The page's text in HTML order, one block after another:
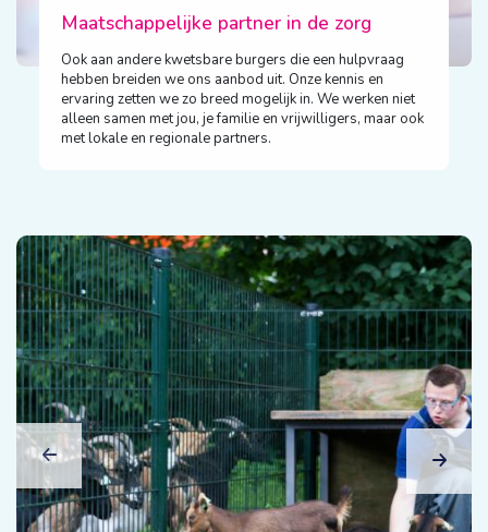
Maatschappelijke partner in de zorg
Ook aan andere kwetsbare burgers die een hulpvraag
hebben breiden we ons aanbod uit. Onze kennis en
ervaring zetten we zo breed mogelijk in. We werken niet
alleen samen met jou, je familie en vrijwilligers, maar ook
met lokale en regionale partners.
Previous Next